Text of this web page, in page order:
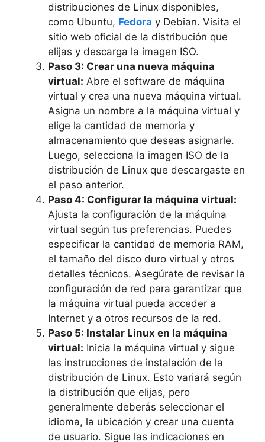
distribuciones de Linux disponibles,
como Ubuntu, Fedora y Debian. Visita el
sitio web oficial de la distribución que
elijas y descarga la imagen ISO.
Paso 3: Crear una nueva máquina
virtual: Abre el software de máquina
virtual y crea una nueva máquina virtual.
Asigna un nombre a la máquina virtual y
elige la cantidad de memoria y
almacenamiento que deseas asignarle.
Luego, selecciona la imagen ISO de la
distribución de Linux que descargaste en
el paso anterior.
Paso 4: Configurar la máquina virtual:
Ajusta la configuración de la máquina
virtual según tus preferencias. Puedes
especificar la cantidad de memoria RAM,
el tamaño del disco duro virtual y otros
detalles técnicos. Asegúrate de revisar la
configuración de red para garantizar que
la máquina virtual pueda acceder a
Internet y a otros recursos de la red.
Paso 5: Instalar Linux en la máquina
virtual: Inicia la máquina virtual y sigue
las instrucciones de instalación de la
distribución de Linux. Esto variará según
la distribución que elijas, pero
generalmente deberás seleccionar el
idioma, la ubicación y crear una cuenta
de usuario. Sigue las indicaciones en